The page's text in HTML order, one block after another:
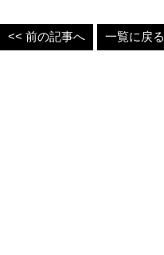
<< 前の記事へ 一覧に戻る